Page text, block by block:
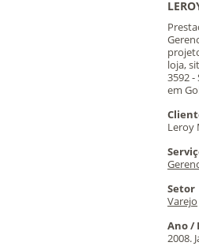
loja,
3592
em
Leroy
Setor
Varejo
Ano /
2008.